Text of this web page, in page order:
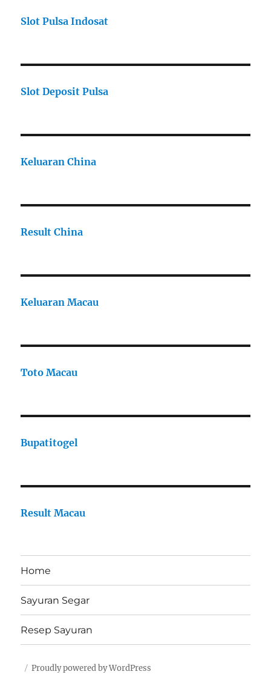
Slot Pulsa Indosat
Slot Deposit Pulsa
Keluaran China
Result China
Keluaran Macau
Toto Macau
Bupatitogel
Result Macau
Home
Sayuran Segar
Resep Sayuran
Proudly powered by WordPress